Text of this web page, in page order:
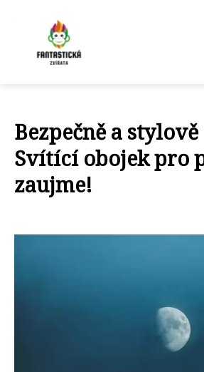
Bezpečně a
Svítící obojek pro
zaujme!